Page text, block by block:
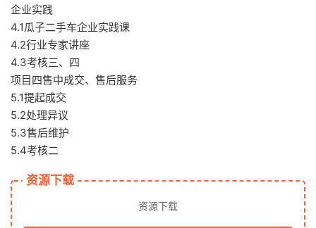
企业实践
4.1瓜子二手车企业实践课
4.2行业专家讲座
4.3考核三、四
项目四售中成交、售后服务
5.1提起成交
5.2处理异议
5.3售后维护
5.4考核二
资源下载
资源下载